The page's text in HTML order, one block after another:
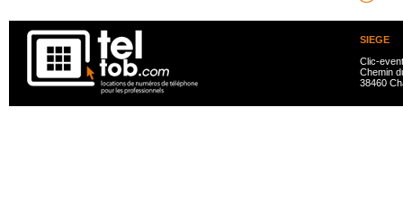
SIEGE
Clic-
Chemin
38460